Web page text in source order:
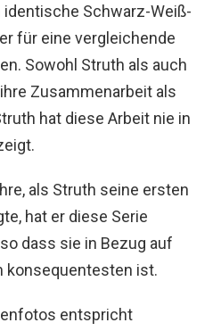
Schwarz-Weiß-
für eine vergleichende
Sowohl Struth als auch
Zusammenarbeit als
hat diese Arbeit nie in
als Struth seine ersten
hat er diese Serie
dass sie in Bezug auf
konsequentesten ist.
entspricht